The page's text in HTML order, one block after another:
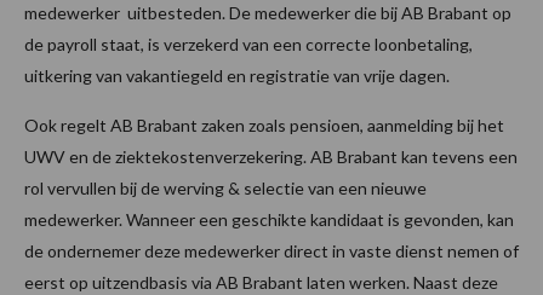
medewerker uitbesteden. De medewerker die bij AB Brabant op
de payroll staat, is verzekerd van een correcte loonbetaling,
uitkering van vakantiegeld en registratie van vrije dagen.
Ook regelt AB Brabant zaken zoals pensioen, aanmelding bij het
UWV en de ziektekostenverzekering. AB Brabant kan tevens een
rol vervullen bij de werving & selectie van een nieuwe
medewerker. Wanneer een geschikte kandidaat is gevonden, kan
de ondernemer deze medewerker direct in vaste dienst nemen of
eerst op uitzendbasis via AB Brabant laten werken. Naast deze